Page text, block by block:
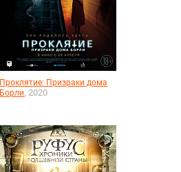
Проклятие: Призраки дома
Борли, 2020